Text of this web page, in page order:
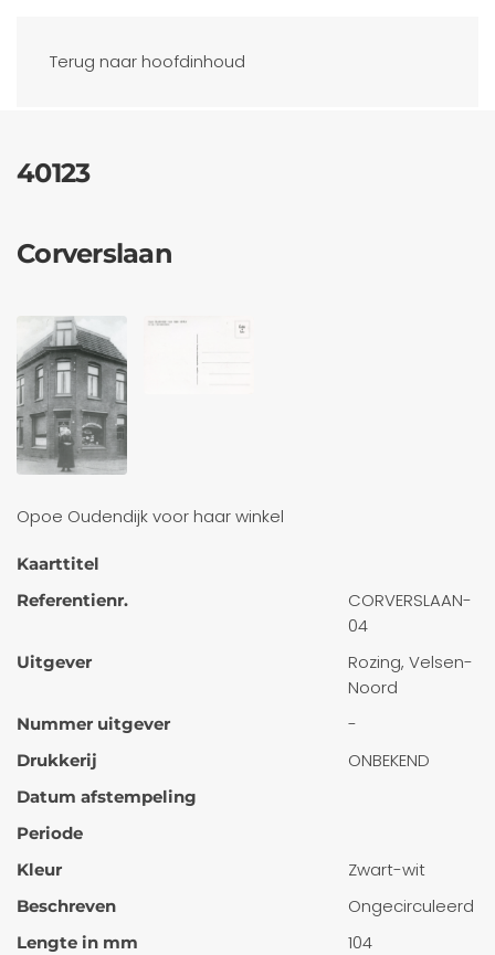
Terug naar hoofdinhoud
Ansichtkaarten
40123
Corverslaan
Opoe Oudendijk voor haar winkel
Kaarttitel
Referentienr.
CORVERSLAAN-
04
Uitgever
Rozing, Velsen-
Noord
Nummer uitgever -
Drukkerij ONBEKEND
Datum afstempeling
Periode
Kleur
Zwart-wit
Beschreven Ongecirculeerd
Lengte in mm 104